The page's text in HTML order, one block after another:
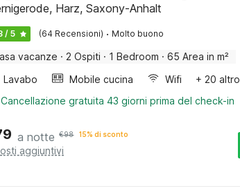
Harz, Saxony-Anhalt
/ 5 (64 Recensioni) · Molto buono
vacanze · 2 Ospiti · 1 Bedroom · 65 Area in m²
Lavabo
Mobile cucina Wifi
+ 20 altro
Cancellazione gratuita 43 giorni prima del check-in
a notte €98 15% di sconto
aggiuntivi